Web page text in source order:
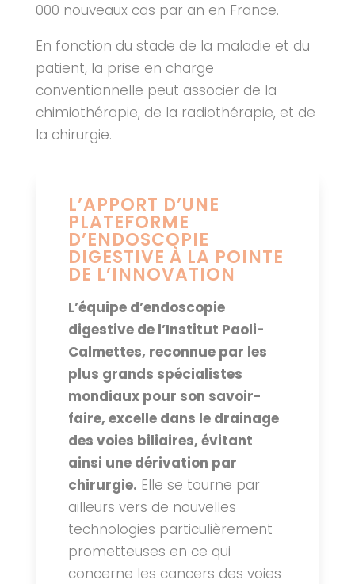
000 nouveaux cas par an en France.
En fonction du stade de la maladie et du
patient, la prise en charge
conventionnelle peut associer de la
chimiothérapie, de la radiothérapie, et de
la chirurgie.
L’APPORT D’UNE
PLATEFORME
D’ENDOSCOPIE
DIGESTIVE À LA POINTE
DE L’INNOVATION
L’équipe d’endoscopie
digestive de l’Institut Paoli-
Calmettes, reconnue par les
plus grands spécialistes
mondiaux pour son savoir-
faire, excelle dans le drainage
des voies biliaires, évitant
ainsi une dérivation par
chirurgie. Elle se tourne par
ailleurs vers de nouvelles
technologies particulièrement
prometteuses en ce qui
concerne les cancers des voies